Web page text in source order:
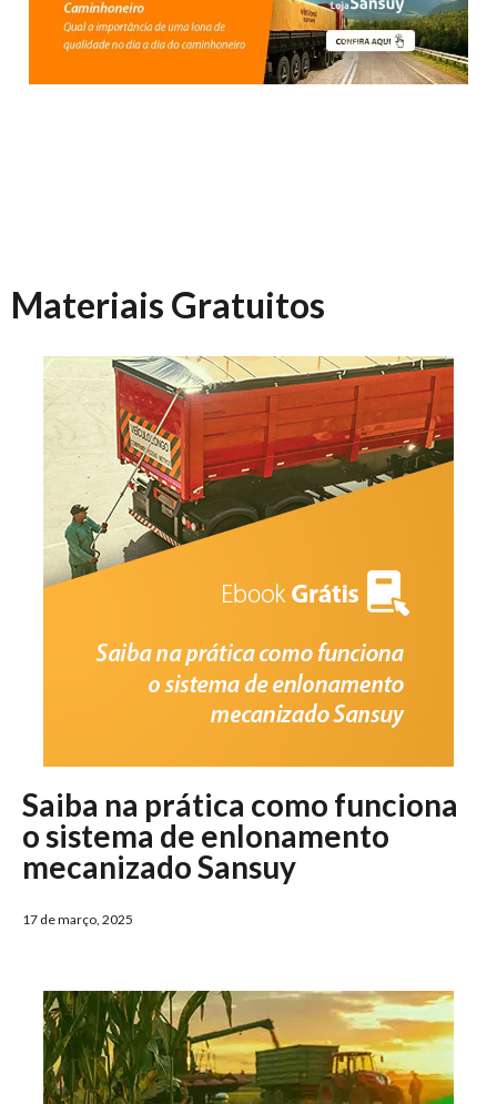
Materiais Gratuitos
Saiba na prática como funciona
o sistema de enlonamento
mecanizado Sansuy
17 de março, 2025